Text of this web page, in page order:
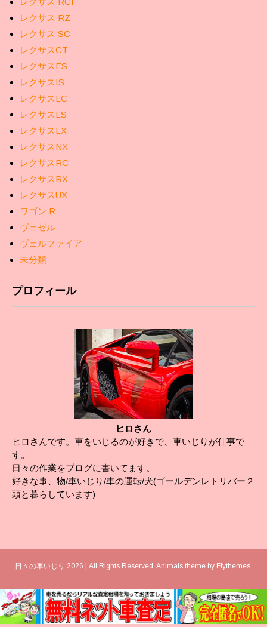
レクサス RZ
レクサス SC
レクサスCT
レクサスES
レクサスIS
レクサスLC
レクサスLS
レクサスLX
レクサスNX
レクサスRC
レクサスRX
レクサスUX
ワゴン R
ヴェゼル
ヴェルファイア
未分類
プロフィール
ヒロさん
ヒロさんです。車をいじるのが好きで、車いじりが仕事で
す。
日々の作業をブログに書いてます。
好きな事、物/車いじり/車の運転/犬(ゴールデンレトリバー２
頭と暮らしています)
日々の車いじり 2026 | All Rights Reserved. Animals theme by Flythemes.